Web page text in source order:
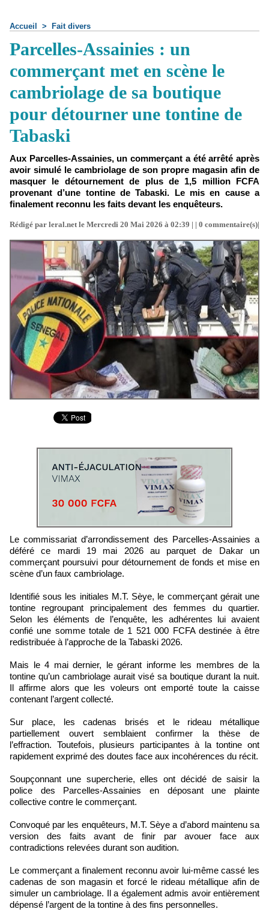
Accueil > Fait divers
Parcelles-Assainies : un
commerçant met en scène le
cambriolage de sa boutique
pour détourner une tontine de
Tabaski
Aux Parcelles-Assainies, un commerçant a été arrêté après
avoir simulé le cambriolage de son propre magasin afin de
masquer le détournement de plus de 1,5 million FCFA
provenant d’une tontine de Tabaski. Le mis en cause a
finalement reconnu les faits devant les enquêteurs.
Rédigé par leral.net le Mercredi 20 Mai 2026 à 02:39 | | 0 commentaire(s)|
Le commissariat d’arrondissement des Parcelles-Assainies a
déféré ce mardi 19 mai 2026 au parquet de Dakar un
commerçant poursuivi pour détournement de fonds et mise en
scène d’un faux cambriolage.
Identifié sous les initiales M.T. Sèye, le commerçant gérait une
tontine regroupant principalement des femmes du quartier.
Selon les éléments de l’enquête, les adhérentes lui avaient
confié une somme totale de 1 521 000 FCFA destinée à être
redistribuée à l’approche de la Tabaski 2026.
Mais le 4 mai dernier, le gérant informe les membres de la
tontine qu’un cambriolage aurait visé sa boutique durant la nuit.
Il affirme alors que les voleurs ont emporté toute la caisse
contenant l’argent collecté.
Sur place, les cadenas brisés et le rideau métallique
partiellement ouvert semblaient confirmer la thèse de
l’effraction. Toutefois, plusieurs participantes à la tontine ont
rapidement exprimé des doutes face aux incohérences du récit.
Soupçonnant une supercherie, elles ont décidé de saisir la
police des Parcelles-Assainies en déposant une plainte
collective contre le commerçant.
Convoqué par les enquêteurs, M.T. Sèye a d’abord maintenu sa
version des faits avant de finir par avouer face aux
contradictions relevées durant son audition.
Le commerçant a finalement reconnu avoir lui-même cassé les
cadenas de son magasin et forcé le rideau métallique afin de
simuler un cambriolage. Il a également admis avoir entièrement
dépensé l’argent de la tontine à des fins personnelles.